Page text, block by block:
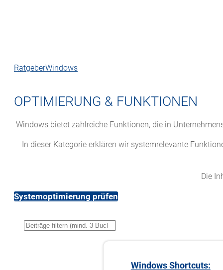
RatgeberWindows
OPTIMIERUNG & FUNKTIONEN
Windows bietet zahlreiche Funktionen, die in
In dieser Kategorie erklären wir systemrelevante
Die
Systemoptimierung prüfen
Windows Shortcuts: